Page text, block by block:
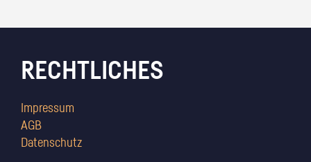
RECHTLICHES
Impressum
AGB
Datenschutz